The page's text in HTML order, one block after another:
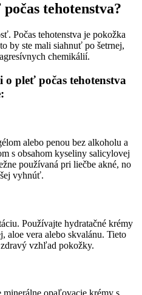
tehotenstva?
Počas tehotenstva je pokožka
by ste mali siahnuť po šetrnej,
chemikálií.
pleť počas tehotenstva
alebo penou bez alkoholu a
s obsahom kyseliny salicylovej
používaná pri liečbe akné, no
vyhnúť.
Používajte hydratačné krémy
aloe vera alebo skvalánu. Tieto
vzhľad pokožky.